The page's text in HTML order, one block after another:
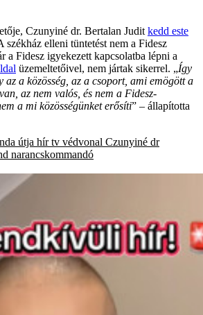
Czunyiné dr. Bertalan Judit kedd este
elleni tüntetést nem a Fidesz
a Fidesz igyekezett kapcsolatba lépni a
üzemeltetőivel, nem jártak sikerrel. „Így
az a közösség, az a csoport, ami emögött a
az nem valós, és nem a Fidesz-
a mi közösségünket erősíti” – állapította
útja hír tv védvonal Czunyiné dr
narancskommandó